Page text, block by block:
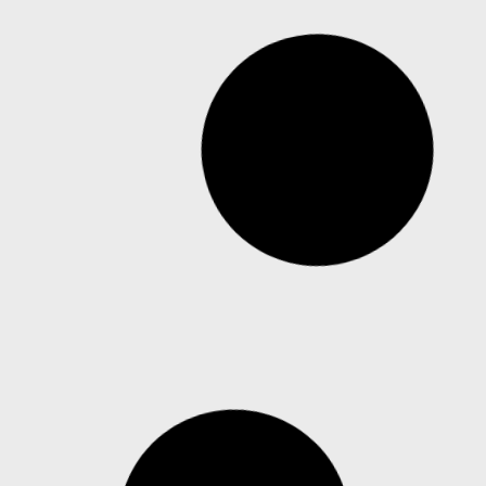
Positivo SEG identifica mudança nos
hábitos de videomonitoramento em
pequenos negócios
Câmeras Wi-Fi, que eram usadas para fins de
segurança residencial, passam a apoiar as